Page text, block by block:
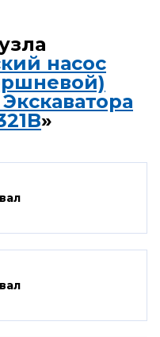
насос
»